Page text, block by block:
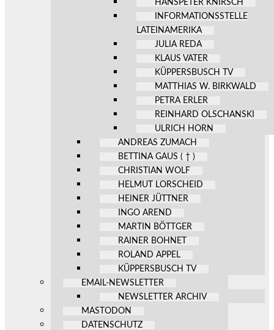
HANSPETER KNIRSCH
INFORMATIONSSTELLE
LATEINAMERIKA
JULIA REDA
KLAUS VATER
KÜPPERSBUSCH TV
MATTHIAS W. BIRKWALD
PETRA ERLER
REINHARD OLSCHANSKI
ULRICH HORN
ANDREAS ZUMACH
BETTINA GAUS ( † )
CHRISTIAN WOLF
HELMUT LORSCHEID
HEINER JÜTTNER
INGO AREND
MARTIN BÖTTGER
RAINER BOHNET
ROLAND APPEL
KÜPPERSBUSCH TV
EMAIL-NEWSLETTER
NEWSLETTER ARCHIV
MASTODON
DATENSCHUTZ